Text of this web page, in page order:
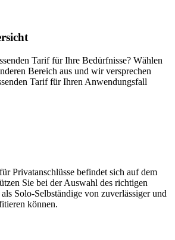
Tarif für Ihre Bedürfnisse? Wählen
Bereich aus und wir versprechen
Tarif für Ihren Anwendungsfall
Privatanschlüsse befindet sich auf dem
Sie bei der Auswahl des richtigen
Solo-Selbständige von zuverlässiger und
können.